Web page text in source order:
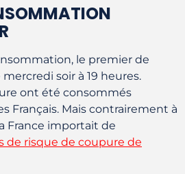
le premier de
soir à 19 heures.
ont été consommés
Français. Mais contrairement à
France importait de
de risque de coupure de